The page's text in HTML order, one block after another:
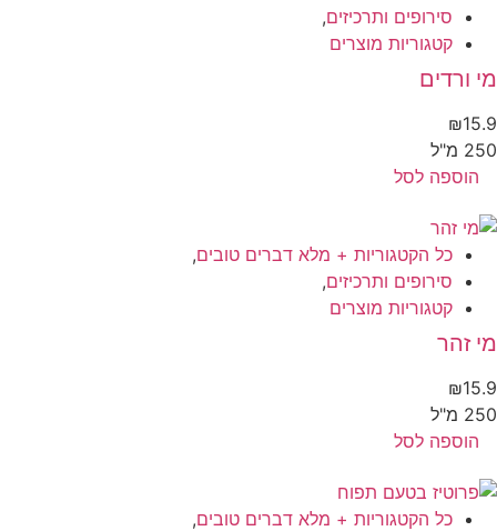
סירופים ותרכיזים,
קטגוריות מוצרים
ורדים
₪
מ"ל
הוספה לסל
כל הקטגוריות + מלא דברים טובים,
סירופים ותרכיזים,
קטגוריות מוצרים
זהר
₪
מ"ל
הוספה לסל
כל הקטגוריות + מלא דברים טובים,